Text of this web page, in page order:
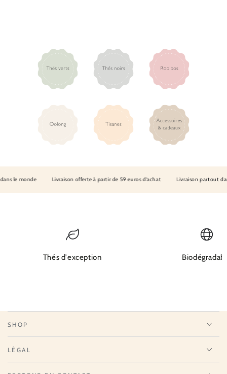
le monde Livraison offerte à partir de 59 euros d’achat Livraison partout dans
Thés d'exception
SHOP
LÉGAL